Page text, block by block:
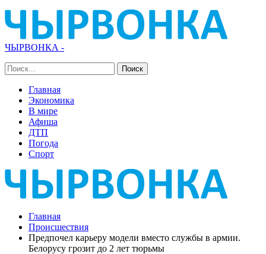
ЧЫРВОНКА -
Главная
Экономика
В мире
Афиша
ДТП
Погода
Спорт
Главная
Происшествия
Предпочел карьеру модели вместо службы в армии.
Белорусу грозит до 2 лет тюрьмы